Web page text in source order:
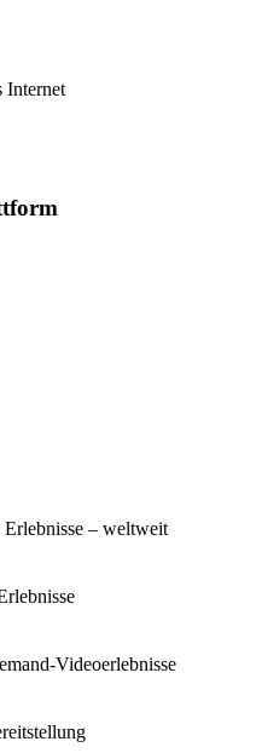
Internet
Erlebnisse – weltweit
Videoerlebnisse